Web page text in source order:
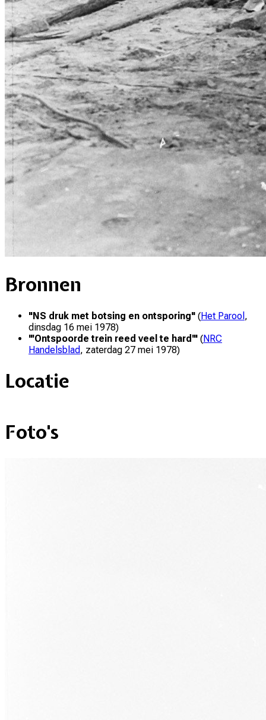
Bronnen
"NS druk met botsing en ontsporing" (Het Parool ,
dinsdag 16 mei 1978)
"'Ontspoorde trein reed veel te hard'" (NRC
Handelsblad, zaterdag 27 mei 1978)
Locatie
–
Foto's